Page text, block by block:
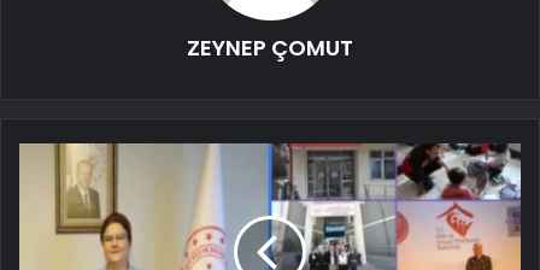
ZEYNEP ÇOMUT